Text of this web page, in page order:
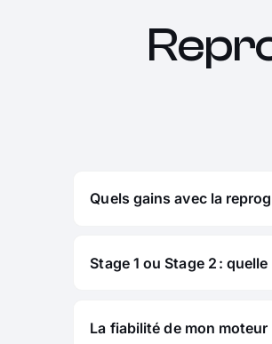
Quels gains avec la
Stage 1 ou Stage 2 :
La fiabilité de mon moteur